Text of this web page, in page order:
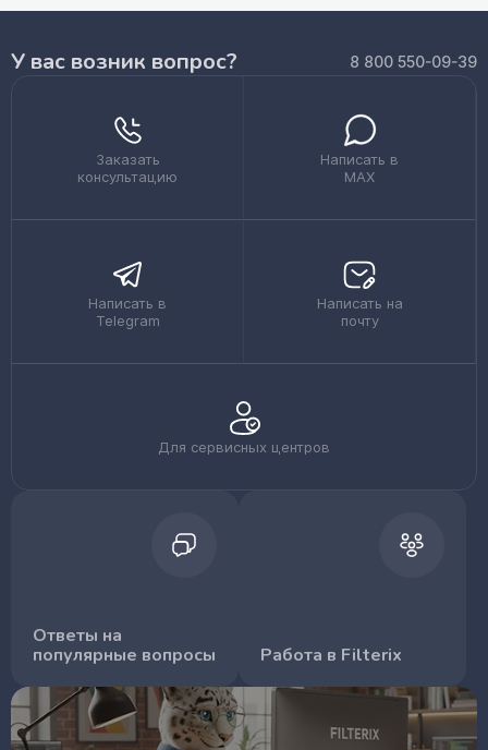
У вас возник вопрос? 8 800 550-09-39
Заказать
консультацию
Написать в
MAX
Написать в
Telegram
Написать на
почту
Для сервисных центров
Ответы на
популярные вопросы
Работа в Filterix